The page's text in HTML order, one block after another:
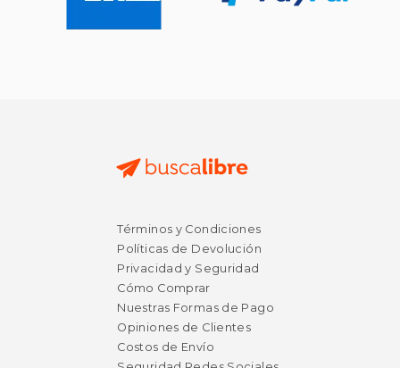
$ 46.38
$ 23.19
40%
dcto.
Términos y Condiciones
Políticas de Devolución
Privacidad y Seguridad
Cómo Comprar
Nuestras Formas de Pago
Opiniones de Clientes
Costos de Envío